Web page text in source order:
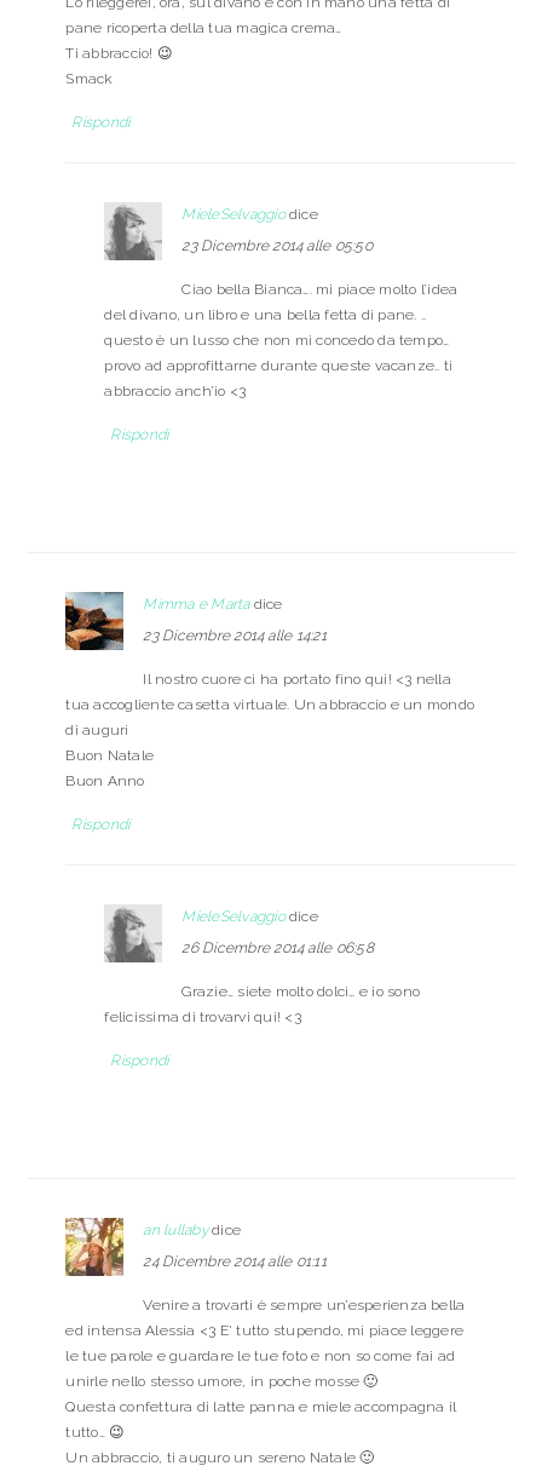
pane ricoperta della tua magica crema…
Ti abbraccio! 😉
Smack
Rispondi
MieleSelvaggio dice
23 Dicembre 2014 alle 05:50
Ciao bella Bianca…. mi piace molto l’idea
del divano, un libro e una bella fetta di pane. ..
questo è un lusso che non mi concedo da tempo…
provo ad approfittarne durante queste vacanze.. ti
abbraccio anch’io <3
Rispondi
Mimma e Marta dice
23 Dicembre 2014 alle 14:21
Il nostro cuore ci ha portato fino qui! <3 nella
tua accogliente casetta virtuale. Un abbraccio e un mondo
di auguri
Buon Natale
Buon Anno
Rispondi
MieleSelvaggio dice
26 Dicembre 2014 alle 06:58
Grazie… siete molto dolci… e io sono
felicissima di trovarvi qui! <3
Rispondi
an lullaby dice
24 Dicembre 2014 alle 01:11
Venire a trovarti è sempre un’esperienza bella
ed intensa Alessia <3 E' tutto stupendo, mi piace leggere
le tue parole e guardare le tue foto e non so come fai ad
unirle nello stesso umore, in poche mosse 🙂
Questa confettura di latte panna e miele accompagna il
tutto… 😉
Un abbraccio, ti auguro un sereno Natale 🙂